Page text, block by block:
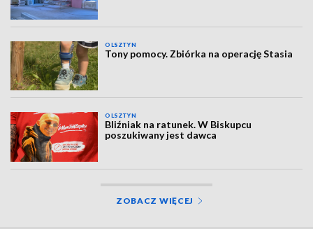
OLSZTYN
Tony pomocy. Zbiórka na operację Stasia
OLSZTYN
Bliźniak na ratunek. W Biskupcu
poszukiwany jest dawca
ZOBACZ WIĘCEJ